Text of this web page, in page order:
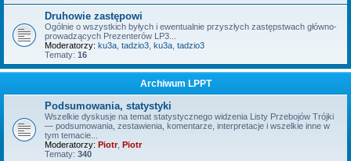
Druhowie zastępowi
Ogólnie o wszystkich byłych i ewentualnie przyszłych zastępstwach główno-
prowadzących Prezenterów LP3...
Moderatorzy: ku3a tadzio3 ku3a tadzio3
Tematy: 16
Archiwum LPPT
Podsumowania, statystyki
Wszelkie dyskusje na temat statystycznego widzenia Listy Przebojów Trójki
— podsumowania, zestawienia, komentarze, interpretacje i wszelkie inne w
tym temacie...
Moderatorzy: Piotr, Piotr
Tematy: 340